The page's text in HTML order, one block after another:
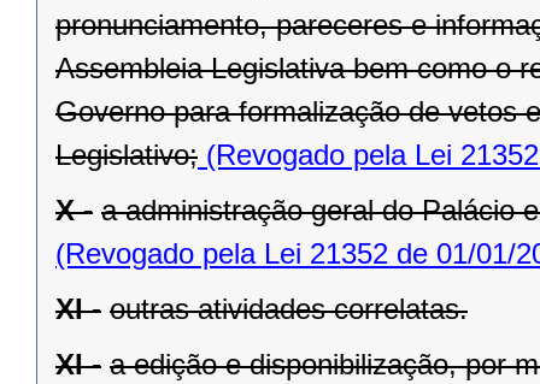
pronunciamento, pareceres e
Assembleia Legislativa bem como o
Governo para formalização de vetos
Legislativo; (Revogado pela Lei
X - a administração geral do Palácio
(Revogado pela Lei 21352 de 01/01/
XI - outras atividades correlatas.
XI - a edição e disponibilização, por